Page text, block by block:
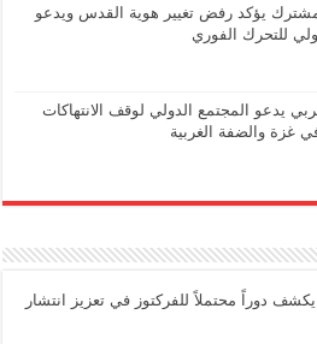
يؤكد رفض تغيير هوية القدس ويدعو
للتحرك الفوري
يدعو المجتمع الدولي لوقف الانتهاكات
في غزة والضفة الغربية
دوراً محتملاً للفركتوز في تعزيز انتشار